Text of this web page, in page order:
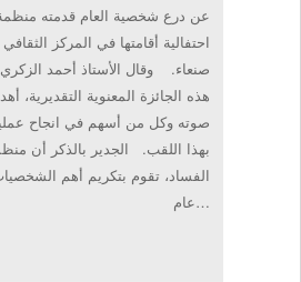
عن درع شخصية العام قدمته منظمة
احتفالية أقامتها في المركز
صنعاء. وقال الأستاذ أحمد
هذه الجائزة المعنوية التقديرية،
صوته وكل من أسهم في انجاح
بهذا اللقب. الجدير بالذكر أن
الفساد، تقوم بتكريم أهم
عام…